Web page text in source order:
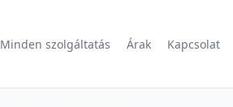
Minden szolgáltatás Árak Kapcsolat